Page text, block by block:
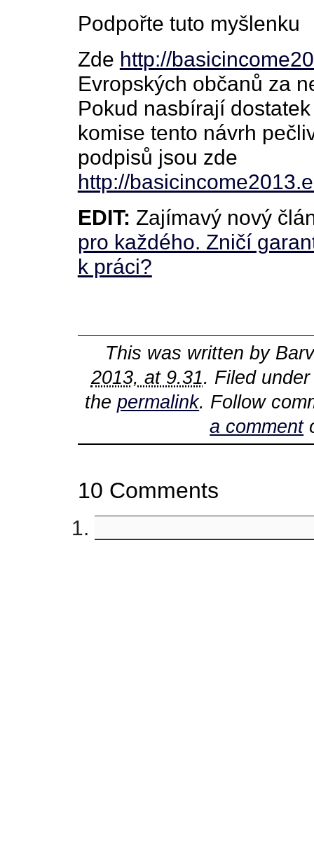
Podpořte tuto myšlenku
Zde http://
Evropských občanů za
Pokud nasbírají
komise tento návrh
podpisů jsou zde
http://
EDIT: Zajímavý nový
pro každého. Zničí
k práci?
This was written by
2013, at 9.31. Filed
thepermalink. Follow
a comment
10 Comments